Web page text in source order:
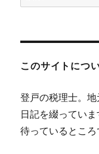
索:
このサイトにつ
登戸の税理士。
日記を綴ってい
待っているところ